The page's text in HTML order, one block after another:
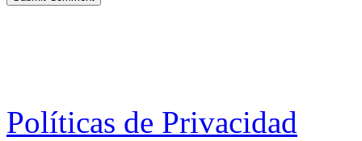
Políticas de Privacidad